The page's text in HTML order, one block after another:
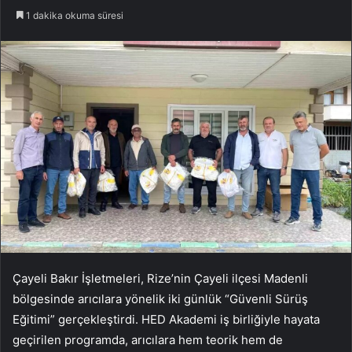
1 dakika okuma süresi
Çayeli Bakır İşletmeleri, Rize’nin Çayeli ilçesi Madenli
bölgesinde arıcılara yönelik iki günlük “Güvenli Sürüş
Eğitimi” gerçekleştirdi. HED Akademi iş birliğiyle hayata
geçirilen programda, arıcılara hem teorik hem de